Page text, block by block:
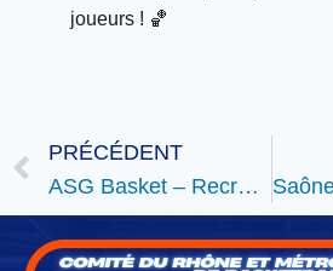
joueurs ! 🏀
PRÉCÉDENT
ASG Basket – Recrutement commercial